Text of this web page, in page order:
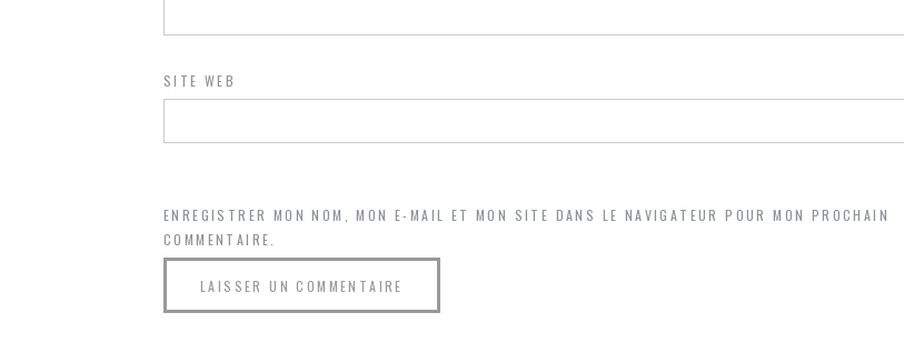
SITE WEB
ENREGISTRER MON NOM, MON E-MAIL ET MON SITE DANS LE NAVIGATEUR POUR MON PROCHAIN
COMMENTAIRE.